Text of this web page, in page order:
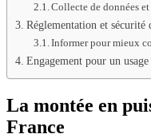
Collecte de données
Réglementation et sécurité
Informer pour mieux
Engagement pour un
La montée en
France